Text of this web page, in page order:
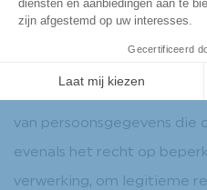
In overeenstemming met
van persoonsgegevens die
evenals het recht op
verwerking, om legitieme